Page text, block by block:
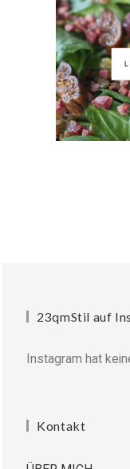
23qmStil auf
Instagram hat
Kontakt